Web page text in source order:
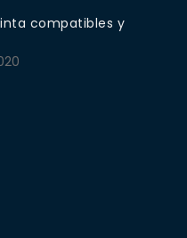
compatibles y